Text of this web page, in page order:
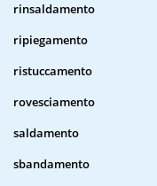
rinsaldamento
ripiegamento
ristuccamento
rovesciamento
saldamento
sbandamento